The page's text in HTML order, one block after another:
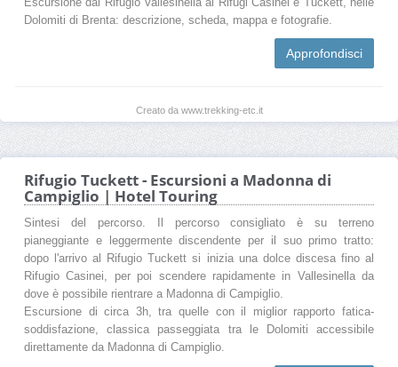
Dolomiti di Brenta: descrizione, scheda, mappa e fotografie.
Approfondisci
Creato da www.trekking-etc.it
Rifugio Tuckett - Escursioni a Madonna di
Campiglio | Hotel Touring
Sintesi del percorso. Il percorso consigliato è su terreno
pianeggiante e leggermente discendente per il suo primo tratto:
dopo l'arrivo al Rifugio Tuckett si inizia una dolce discesa fino al
Rifugio Casinei, per poi scendere rapidamente in Vallesinella da
dove è possibile rientrare a Madonna di Campiglio.
Escursione di circa 3h, tra quelle con il miglior rapporto fatica-
soddisfazione, classica passeggiata tra le Dolomiti accessibile
direttamente da Madonna di Campiglio.